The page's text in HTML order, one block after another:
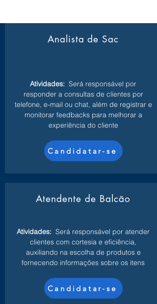
Analista de Sac
Atividades: Será responsável por
responder a consultas de clientes por
telefone, e-mail ou chat, além de registrar e
monitorar feedbacks para melhorar a
experiência do cliente
Candidatar-se
Atendente de Balcão
Atividades: Será responsável por atender
clientes com cortesia e eficiência,
auxiliando na escolha de produtos e
fornecendo informações sobre os itens
Candidatar-se